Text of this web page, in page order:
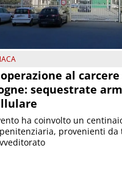
al carcere
sequestrate
ha coinvolto un
provenienti